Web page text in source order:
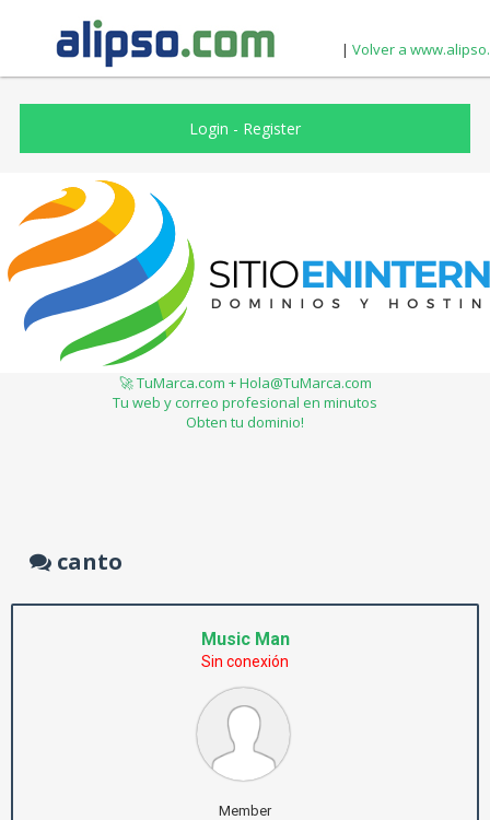
| Volver a
Login - Register
🚀 TuMarca.com + Hola@TuMarca.com
Tu web y correo profesional en minutos
Obten tu dominio!
canto
Music Man
Sin conexión
Member